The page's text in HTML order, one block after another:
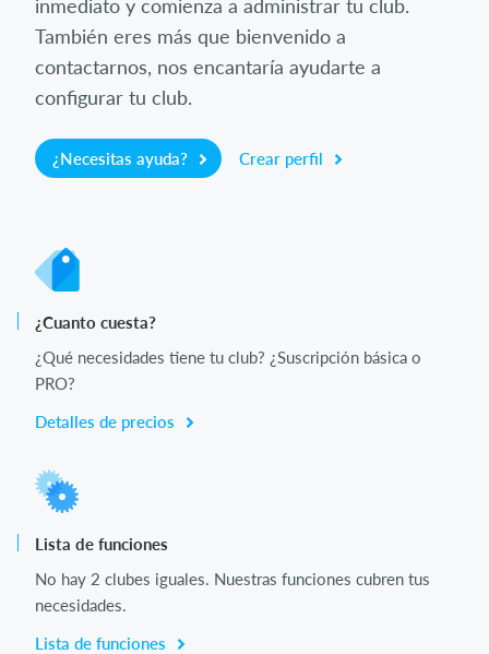
inmediato y comienza a administrar tu club.
También eres más que bienvenido a
contactarnos, nos encantaría ayudarte a
configurar tu club.
¿Necesitas ayuda? Crear perfil
¿Cuanto cuesta?
¿Qué necesidades tiene tu club? ¿Suscripción básica o
PRO?
Detalles de precios
Lista de funciones
No hay 2 clubes iguales. Nuestras funciones cubren tus
necesidades.
Lista de funciones